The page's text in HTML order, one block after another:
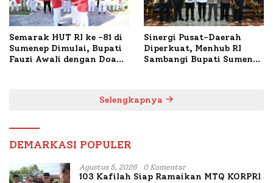
Semarak HUT RI ke -81 di
Sumenep Dimulai, Bupati
Fauzi Awali dengan Doa
Sinergi Pusat-Daerah
Diperkuat, Menhub RI
Sambangi Bupati Sumenep
Selengkapnya
DEMARKASI POPULER
Agustus 5, 2026 0 Komentar
103 Kafilah Siap Ramaikan MTQ KORPRI